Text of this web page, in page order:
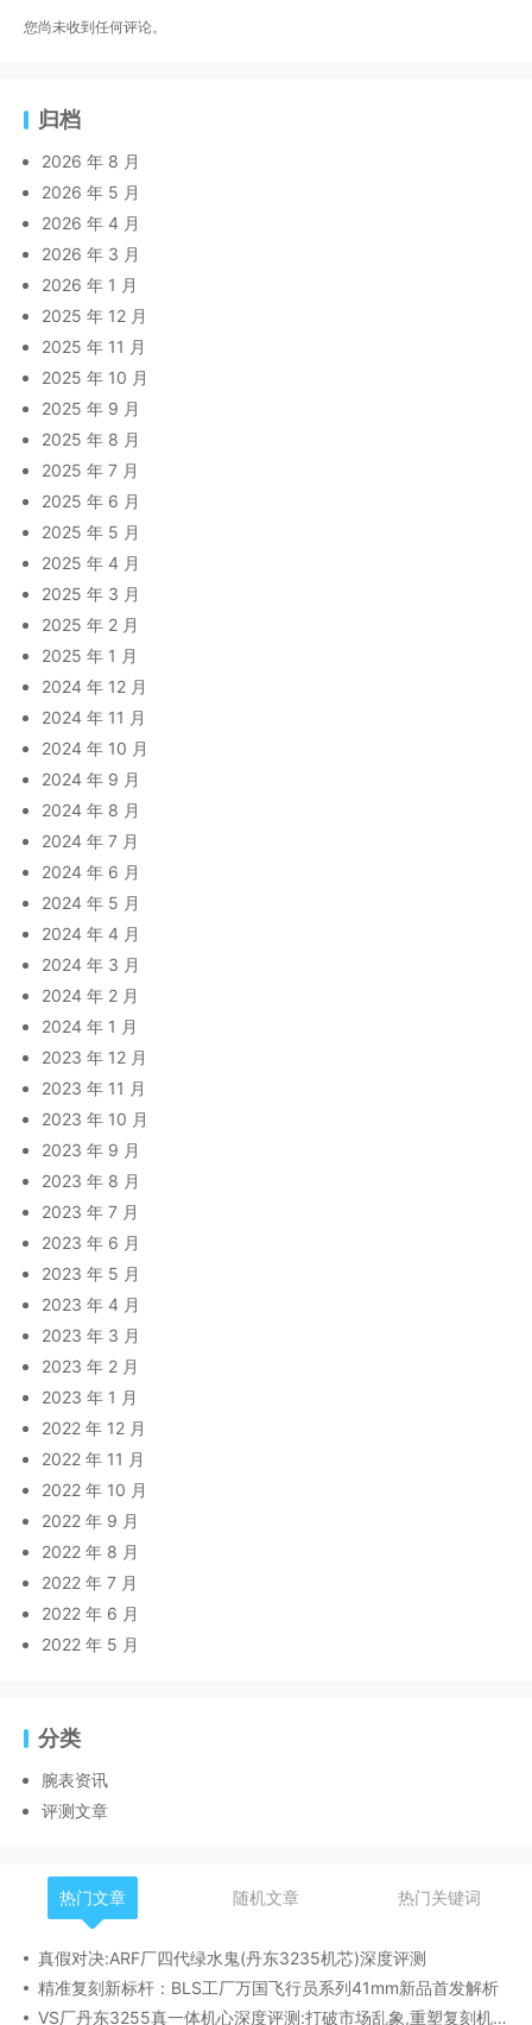
您尚未收到任何评论。
归档
2026 年 8 月
2026 年 5 月
2026 年 4 月
2026 年 3 月
2026 年 1 月
2025 年 12 月
2025 年 11 月
2025 年 10 月
2025 年 9 月
2025 年 8 月
2025 年 7 月
2025 年 6 月
2025 年 5 月
2025 年 4 月
2025 年 3 月
2025 年 2 月
2025 年 1 月
2024 年 12 月
2024 年 11 月
2024 年 10 月
2024 年 9 月
2024 年 8 月
2024 年 7 月
2024 年 6 月
2024 年 5 月
2024 年 4 月
2024 年 3 月
2024 年 2 月
2024 年 1 月
2023 年 12 月
2023 年 11 月
2023 年 10 月
2023 年 9 月
2023 年 8 月
2023 年 7 月
2023 年 6 月
2023 年 5 月
2023 年 4 月
2023 年 3 月
2023 年 2 月
2023 年 1 月
2022 年 12 月
2022 年 11 月
2022 年 10 月
2022 年 9 月
2022 年 8 月
2022 年 7 月
2022 年 6 月
2022 年 5 月
分类
腕表资讯
评测文章
热门文章 随机文章 热门关键词
真假对决:ARF厂四代绿水鬼(丹东3235机芯)深度评测
精准复刻新标杆：BLS工厂万国飞行员系列41mm新品首发解析
VS厂丹东3255真一体机心深度评测:打破市场乱象,重塑复刻机芯新标杆​